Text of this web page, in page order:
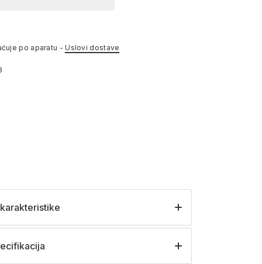
po aparatu -Uslovi dostave